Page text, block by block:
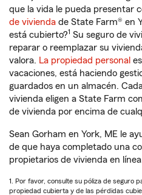
que la vida le pueda presentar
de vivienda de State Farm® en
está cubierto?1 Su seguro de
reparar o reemplazar su
valora. La propiedad personal
vacaciones, está haciendo
guardados en un almacén.
vivienda eligen a State Farm
de vivienda por encima de
Sean Gorham en York, ME le
de que haya completado una
propietarios de vivienda en
1. Por favor, consulte su póliza de seguro
propiedad cubierta y de las pérdidas